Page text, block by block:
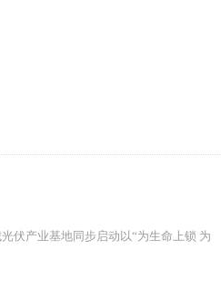
伏产业基地同步启动以“为生命上锁 为